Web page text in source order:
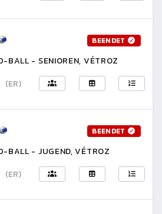
BEENDET
BALL - SENIOREN, VÉTROZ
(ER)
BEENDET
BALL - JUGEND, VÉTROZ
(ER)